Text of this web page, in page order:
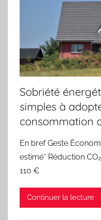
Sobriété
simples à
consommation
En bref Geste
estimé* Réduction
110 €
Continuer la lecture